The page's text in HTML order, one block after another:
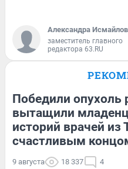
Александра
заместитель главного
редактора 63.RU
Победили опухоль
вытащили
историй врачей из
счастливым
9 августа 18 337 4